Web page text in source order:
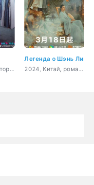
2021, Китай, история, мистика, романтика, драма
Легенда о Шэнь Ли
2024, Китай, романтика, восточные единоборства, драма, фэнтези